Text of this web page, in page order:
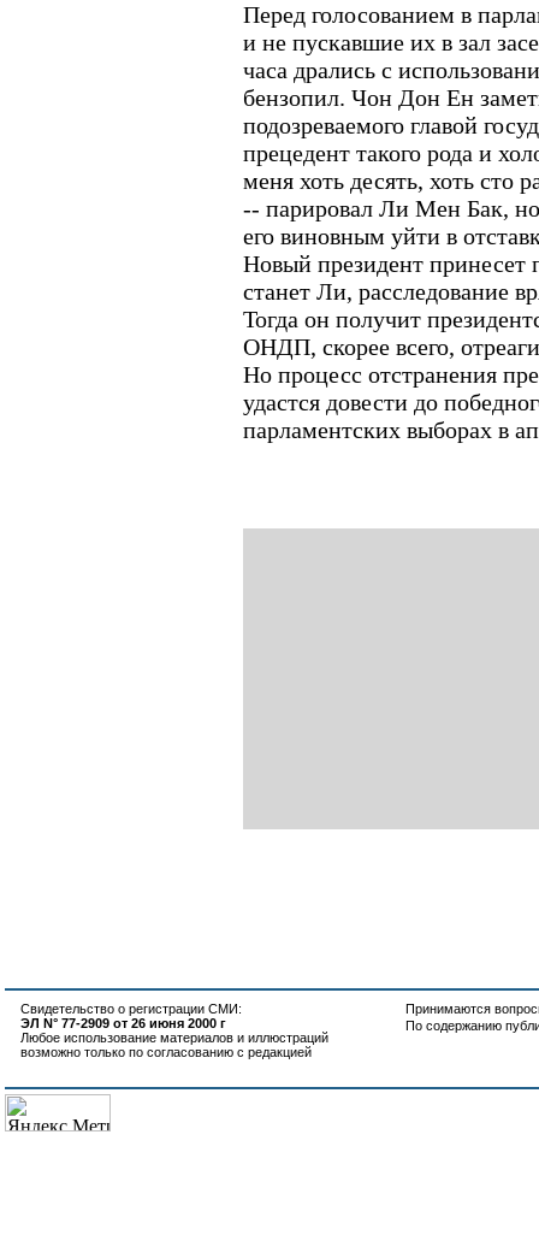
Перед голосованием в
и не пускавшие их в зал
часа дрались с
бензопил. Чон Дон Ен
подозреваемого главой
прецедент такого рода и
меня хоть десять, хоть сто
-- парировал Ли Мен Бак,
его виновным уйти в
Новый президент принесет
станет Ли, расследование
Тогда он получит
ОНДП, скорее всего,
Но процесс отстранения
удастся довести до
парламентских выборах в
Свидетельство о регистрации СМИ:
ЭЛ N° 77-2909 от 26 июня 2000 г
Любое использование материалов и иллюстраций
возможно только по согласованию с редакцией
Принимаются
По содержанию